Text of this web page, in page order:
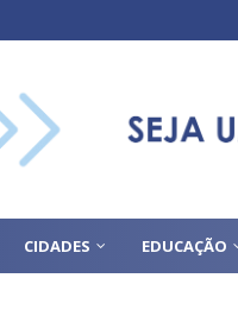
CIDADES EDUCAÇÃO